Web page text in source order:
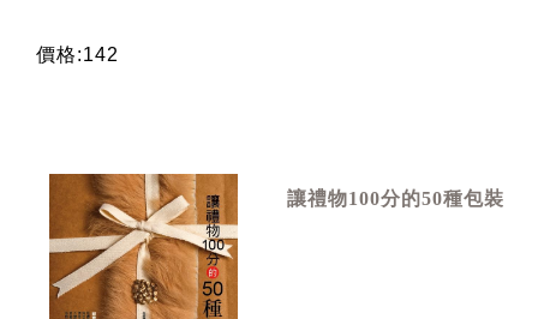
價格:142
讓禮物100分的50種包裝